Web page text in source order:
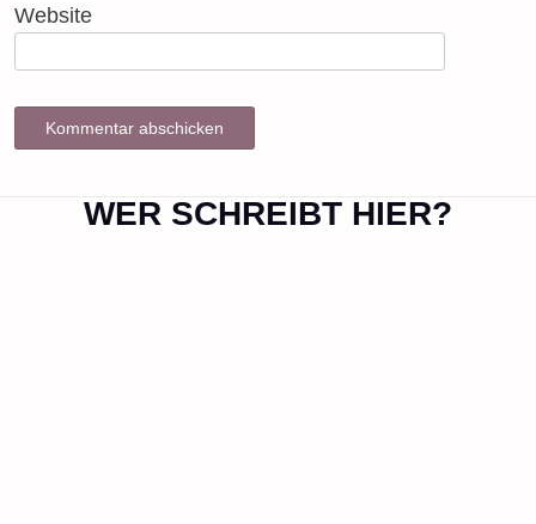
Website
WER SCHREIBT HIER?